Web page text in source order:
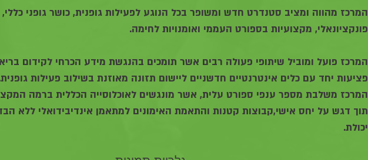
המרכז מהווה ומציב סטנדרט חדש ומשופר בכל הנוגע לפעילות גופנית, כושר גופני כללי,
פונקציונאלי, מקצועיות בספורט העממי ואומנויות לחימה.
המרכז פועל ומוביל שיתופי פעולה רבים אשר תומכים בהנגשת מידע הכרחי לקידום
פציעות יחד עם כלים אינטרנטיים חדשניים ליישום תזונה מאוזנת בשילוב פעילות
המרכז משלבת מספר ענפי ספורט עלית, אשר מונגשים לאוכלוסייה הכללית ברמה
תוך דגש על יחס אישי,קבוצות קטנות והתאמת האימונים למתאמן אינדיבידואלי ללא
יכולת.